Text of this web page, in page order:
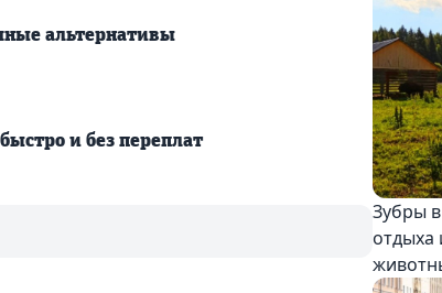
альтернативы
и без переплат
Зубры
отдыха